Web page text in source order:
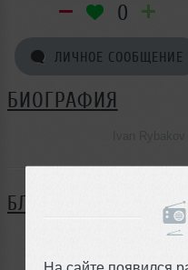
На сайте появился
0
ЛИЧНОЕ СООБЩЕНИЕ
БИОГРАФИЯ
БЛОГ